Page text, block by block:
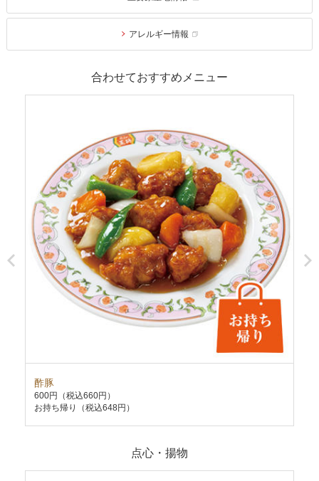
アレルギー情報
合わせておすすめメニュー
酢豚
600円
（税込660円）
お持ち帰り（税込648円）
点心・揚物